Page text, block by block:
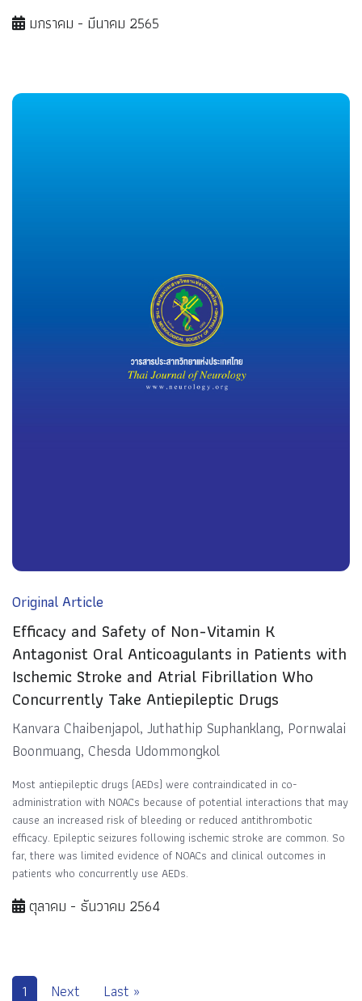
มกราคม - มีนาคม 2565
Original Article
Efficacy and Safety of Non-Vitamin K
Antagonist Oral Anticoagulants in Patients with
Ischemic Stroke and Atrial Fibrillation Who
Concurrently Take Antiepileptic Drugs
Kanvara Chaibenjapol, Juthathip Suphanklang, Pornwalai
Boonmuang, Chesda Udommongkol
Most antiepileptic drugs (AEDs) were contraindicated in co-
administration with NOACs because of potential interactions that may
cause an increased risk of bleeding or reduced antithrombotic
efficacy. Epileptic seizures following ischemic stroke are common. So
far, there was limited evidence of NOACs and clinical outcomes in
patients who concurrently use AEDs.
ตุลาคม - ธันวาคม 2564
1 Next Last »